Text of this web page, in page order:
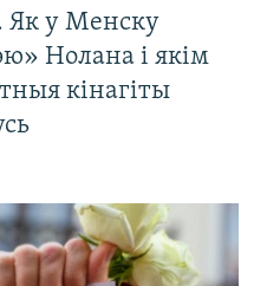
Як у Менску
Нолана і якім
кінагіты